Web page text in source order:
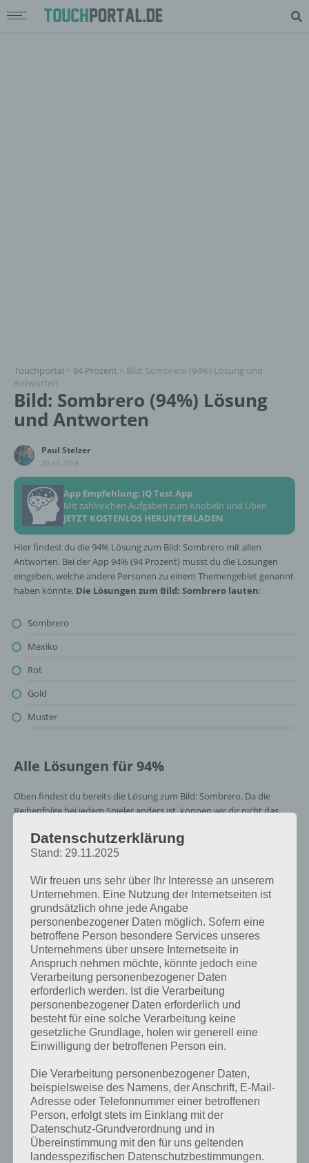
Touchportal > 94 Prozent > Bild: Sombrero (94%) Lösung und
Antworten
Bild: Sombrero (94%) Lösung
und Antworten
Paul Stelzer
20.01.2018
App Empfehlung: IQ Test App
Mit zahlreichen Aufgaben zum Knobeln und Üben
JETZT KOSTENLOS HERUNTERLADEN
Hier findest du die 94% Lösung zum Bild: Sombrero mit allen
Antworten. Bei der App 94% (94 Prozent) musst du die Lösungen
eingeben, welche andere Personen zu einem Themengebiet genannt
haben könnte. Die Lösungen zum Bild: Sombrero lauten:
Sombrero
Mexiko
Rot
Gold
Muster
Alle Lösungen für 94%
Oben findest du bereits die Lösung zum Bild: Sombrero. Da die
Reihenfolge bei jedem Spieler anders ist, können wir dir nicht das
jedoch trotzdem zu jedem Sachverhalt die entsprechenden
Antworten findest!
Weitere Lösungen zu 94%
gesucht? Schaue inunsere
Komplettlösung zur App! Dort
kannst du mit der Suche
schnell die Antworten und
Lösungen der über 300 Level
finden!
Du findest Lösungen auch ohne unsere Hilfe, indem du in der App
Münzen einsetzt. Da diese jedoch begrenzt sind, hast du hier stets
die Möglichkeit alle Antworten zu finden!
Die obige Lösung stimmt leider nicht mehr?
Datenschutzerklärung
Stand: 29.11.2025
Wir freuen uns sehr über Ihr Interesse an unserem
Unternehmen. Eine Nutzung der Internetseiten ist
grundsätzlich ohne jede Angabe
personenbezogener Daten möglich. Sofern eine
betroffene Person besondere Services unseres
Unternehmens über unsere Internetseite in
Anspruch nehmen möchte, könnte jedoch eine
Verarbeitung personenbezogener Daten
erforderlich werden. Ist die Verarbeitung
personenbezogener Daten erforderlich und
besteht für eine solche Verarbeitung keine
gesetzliche Grundlage, holen wir generell eine
Einwilligung der betroffenen Person ein.
Die Verarbeitung personenbezogener Daten,
beispielsweise des Namens, der Anschrift, E-Mail-
Adresse oder Telefonnummer einer betroffenen
Person, erfolgt stets im Einklang mit der
Datenschutz-Grundverordnung und in
Übereinstimmung mit den für uns geltenden
landesspezifischen Datenschutzbestimmungen.